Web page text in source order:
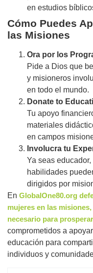
en estudios
Cómo Puedes
las Misiones
Ora por los
Pide a Dios que
y misioneros
en todo el mundo.
Donate to
Tu apoyo
materiales
en campos
Involucra tu
Ya seas
habilidades
dirigidos por
En GlobalOne80.org
mujeres en las
necesario para
comprometidos a
educación para
individuos y